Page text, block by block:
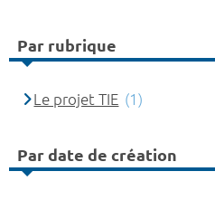
Par rubrique
Le projet TIE (1)
Par date de création